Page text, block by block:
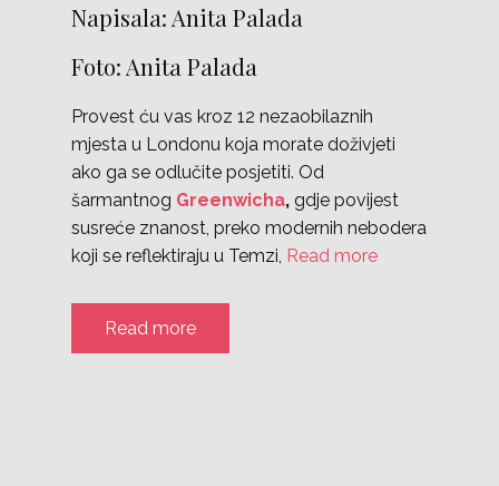
Napisala: Anita Palada
Foto: Anita Palada
Provest ću vas kroz 12 nezaobilaznih
mjesta u Londonu koja morate doživjeti
ako ga se odlučite posjetiti. Od
šarmantnog Greenwicha, gdje povijest
susreće znanost, preko modernih nebodera
koji se reflektiraju u Temzi, Read more
Read more